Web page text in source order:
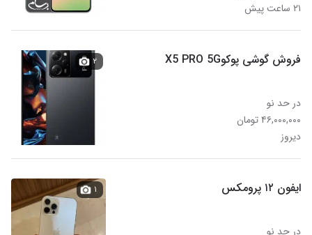
۲۱ ساعت پیش
فروش گوشی پوکوX5 PRO 5G
در حد نو
۴۶,۰۰۰,۰۰۰ تومان
دیروز
۲
ایفون ۱۲ پرومکس
در حد نو
۱